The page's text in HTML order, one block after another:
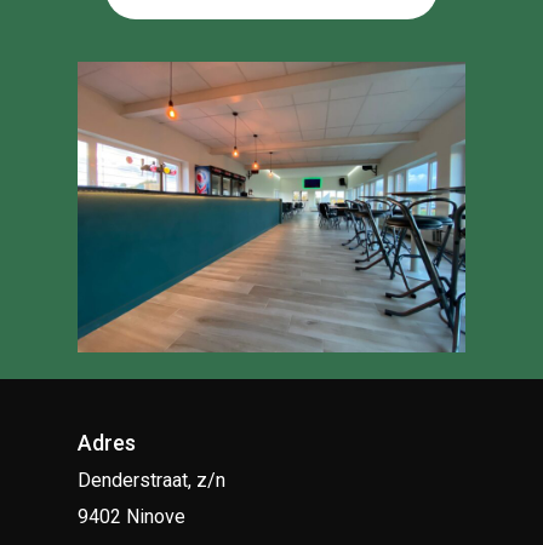
Adres
Denderstraat, z/n
9402 Ninove